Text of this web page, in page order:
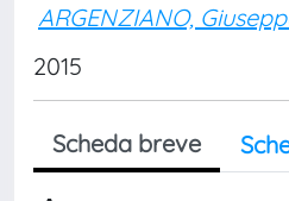
ARGENZIANO,
2015
Scheda breve